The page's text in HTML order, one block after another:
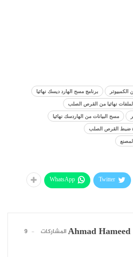
الكمبيوتر
برنامج مسح الهارد ديسك نهائيا
نهائيا من القرص الصلب
مسح البيانات من الهاردسك نهائيا
ضبط القرص الصلب
Twitter
WhatsApp
Ahmad Hameed
9